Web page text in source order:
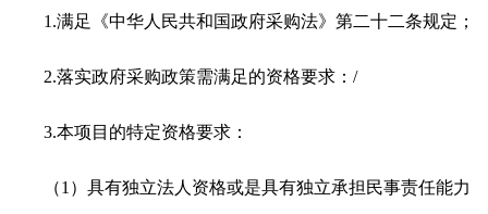
1.满足《中华人民共和国政府采购法》第二十二条规定；
2.落实政府采购政策需满足的资格要求： /
3.本项目的特定资格要求：
（1 ）具有独立法人资格或是具有独立承担民事责任能力